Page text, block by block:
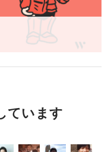
群「Engagement
」
ています